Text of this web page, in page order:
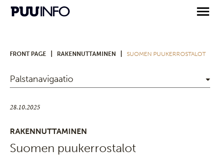
FRONT PAGE RAKENNUTTAMINEN SUOMEN PUUKERROSTALOT
Palstanavigaatio
28.10.2025
RAKENNUTTAMINEN
Suomen puukerrostalot